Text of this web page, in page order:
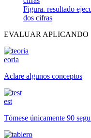
Figura. resultado
dos cifras
EVALUAR APLICANDO
eoria
Aclare algunos conceptos
est
Tómese únicamente 90